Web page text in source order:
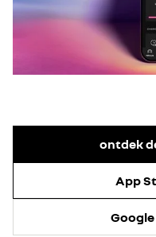
ontdek
App